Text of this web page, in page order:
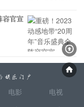
容官宣
电影
电视